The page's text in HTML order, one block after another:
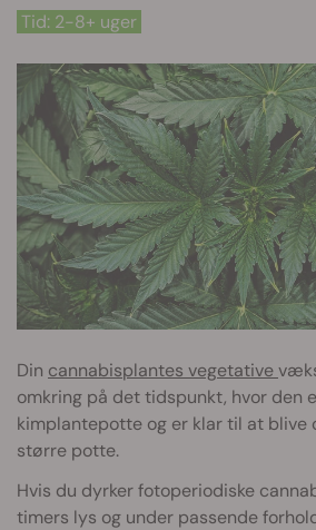
Tid: 2-8+ uger
Din cannabisplantes vegetative
omkring på det tidspunkt, hvor den
kimplantepotte og er klar til at blive
større potte.
Hvis du dyrker fotoperiodiske
timers lys og under passende